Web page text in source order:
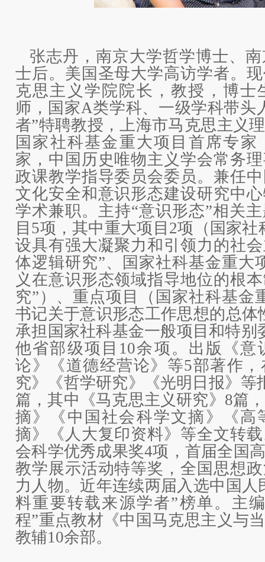
张志丹，南京大学哲学博士、
士后。美国圣母大学高访学者。
克思主义学院院长，教授，博士
师，国家A类学科、一级学科带头
者”特聘教授，上海市马克思主义
国家社科基金重大项目首席专家
家，中国历史唯物主义学会常务
政课教学指导委员会委员。兼任
文化安全和意识形态建设研究中
学术兼职。主持“意识形态”相关
目5项，其中重大项目2项（国家社
设具有强大凝聚力和引领力的社
体逻辑研究”、国家社科基金重大
义在意识形态领域指导地位的根
究”）、重点项目（国家社科基金
书记关于意识形态工作思想的总体
承担国家社科基金一般项目和特别
他省部级项目10余项。出版《意
论》《道德经营论》等5部著作
究》《哲学研究》《光明日报》等
篇，其中《马克思主义研究》8篇
摘》《中国社会科学文摘》《高
摘》《人大复印资料》等全文转
会科学优秀成果奖4项，首届全国
教学展示活动特等奖，全国思想
力人物。近年连续两届入选中国人
料重要转载来源学者”榜单。主
程”重点教材《中国马克思主义与
教辅10余部。